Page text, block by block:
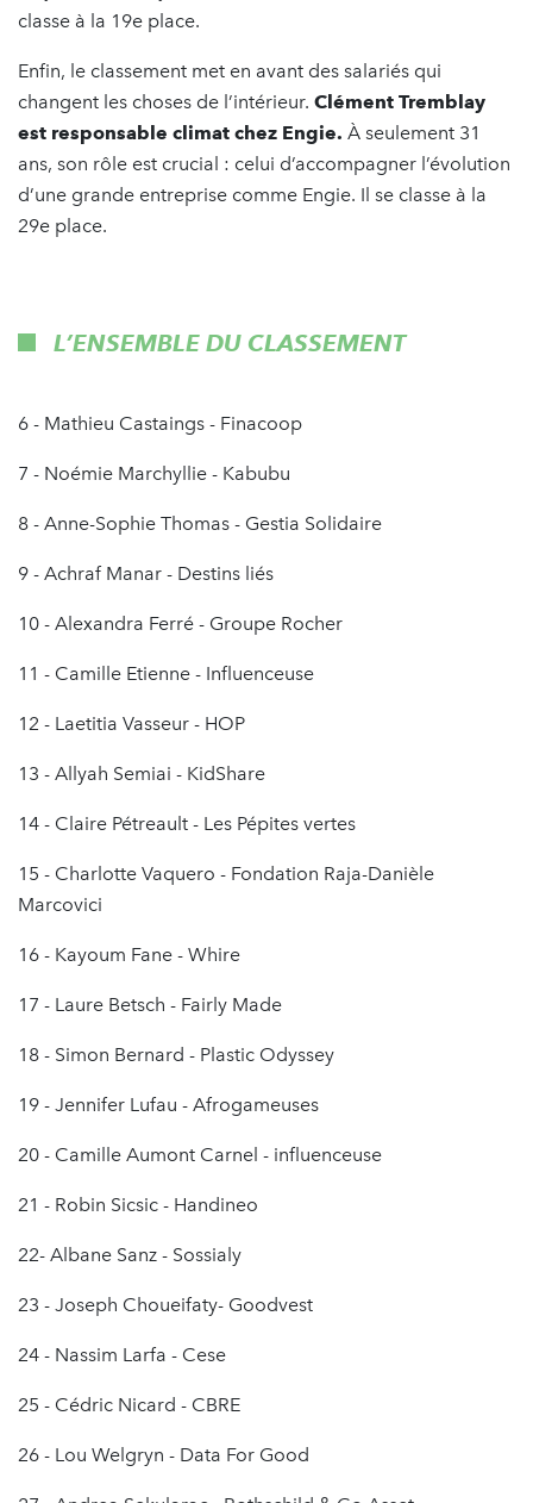
classe à la 19e place.
Enfin, le classement met en avant des salariés qui
changent les choses de l’intérieur. Clément Tremblay
est responsable climat chez Engie. À seulement 31
ans, son rôle est crucial : celui d’accompagner l’évolution
d’une grande entreprise comme Engie. Il se classe à la
29e place.
L’ENSEMBLE DU CLASSEMENT
6 - Mathieu Castaings - Finacoop
7 - Noémie Marchyllie - Kabubu
8 - Anne-Sophie Thomas - Gestia Solidaire
9 - Achraf Manar - Destins liés
10 - Alexandra Ferré - Groupe Rocher
11 - Camille Etienne - Influenceuse
12 - Laetitia Vasseur - HOP
13 - Allyah Semiai - KidShare
14 - Claire Pétreault - Les Pépites vertes
15 - Charlotte Vaquero - Fondation Raja-Danièle
Marcovici
16 - Kayoum Fane - Whire
17 - Laure Betsch - Fairly Made
18 - Simon Bernard - Plastic Odyssey
19 - Jennifer Lufau - Afrogameuses
20 - Camille Aumont Carnel - influenceuse
21 - Robin Sicsic - Handineo
22- Albane Sanz - Sossialy
23 - Joseph Choueifaty- Goodvest
24 - Nassim Larfa - Cese
25 - Cédric Nicard - CBRE
26 - Lou Welgryn - Data For Good